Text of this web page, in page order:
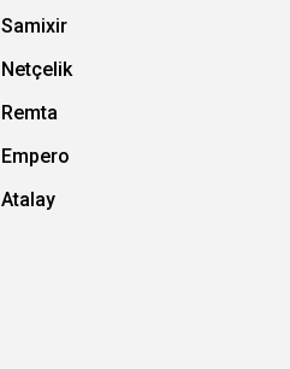
Samixir
Netçelik
Remta
Empero
Atalay